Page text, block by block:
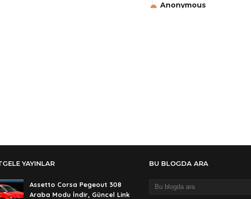
Anonymous
Anonymous
YAYINLAR
Assetto Corsa Pegeout 308
Araba Modu İndir, Güncel Link
BU BLOGDA ARA